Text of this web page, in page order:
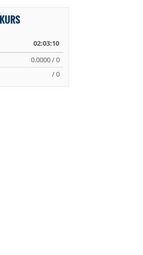
02:03:10
0.0000 / 0
/ 0